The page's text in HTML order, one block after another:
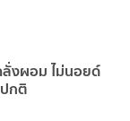
ลั่งผอม ไม่นอยด์
กติ